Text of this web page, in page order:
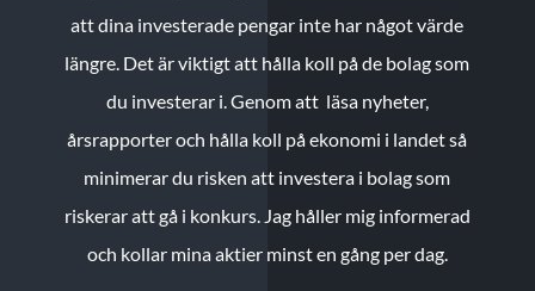
att dina investerade pengar inte har något värde
längre. Det är viktigt att hålla koll på de bolag som
du investerar i. Genom att läsa nyheter,
årsrapporter och hålla koll på ekonomi i landet så
minimerar du risken att investera i bolag som
riskerar att gå i konkurs. Jag håller mig informerad
och kollar mina aktier minst en gång per dag.